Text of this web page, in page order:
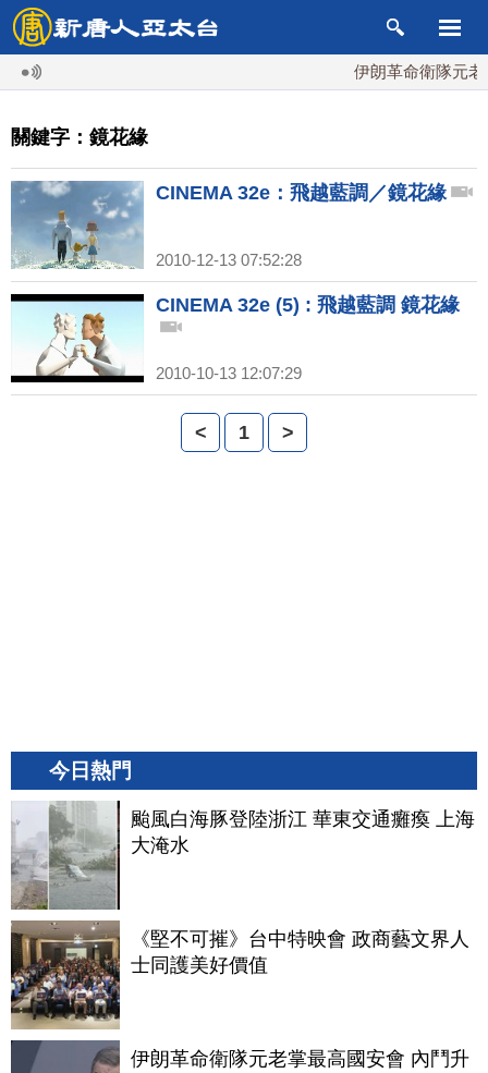
伊朗革命衛隊元老
關鍵字：鏡花緣
CINEMA 32e：飛越藍調／鏡花緣
2010-12-13 07:52:28
CINEMA 32e (5) : 飛越藍調 鏡花緣
2010-10-13 12:07:29
< 1 >
今日熱門
颱風白海豚登陸浙江 華東交通癱瘓 上海
大淹水
《堅不可摧》台中特映會 政商藝文界人
士同護美好價值
伊朗革命衛隊元老掌最高國安會 內鬥升